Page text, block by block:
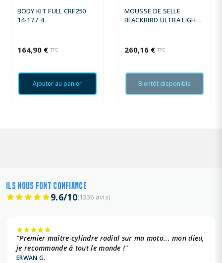
BODY KIT FULL CRF250
14-17 / 4
164,90 € TTC
Ajouter au panier
MOUSSE DE SELLE
BLACKBIRD ULTRA LIGHT
260,16 € TTC
Bientôt disponible
ILS NOUS FONT CONFIANCE
9.6/10(1336 avis)
"Premier maître-cylindre radial sur ma moto... mon dieu,
je recommande à tout le monde !"
ERWAN G.